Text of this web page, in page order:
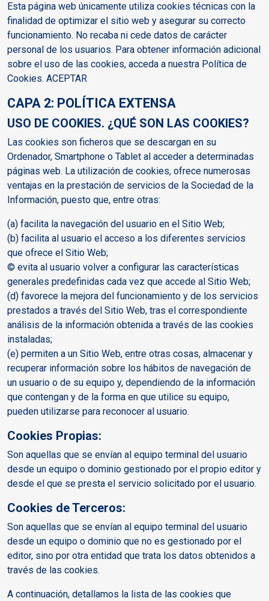
Esta página web únicamente utiliza cookies técnicas con la
finalidad de optimizar el sitio web y asegurar su correcto
funcionamiento. No recaba ni cede datos de carácter
personal de los usuarios. Para obtener información adicional
sobre el uso de las cookies, acceda a nuestra Política de
Cookies. ACEPTAR
CAPA 2: POLÍTICA EXTENSA
USO DE COOKIES. ¿QUÉ SON LAS COOKIES?
Las cookies son ficheros que se descargan en su
Ordenador, Smartphone o Tablet al acceder a determinadas
páginas web. La utilización de cookies, ofrece numerosas
ventajas en la prestación de servicios de la Sociedad de la
Información, puesto que, entre otras:
(a) facilita la navegación del usuario en el Sitio Web;
(b) facilita al usuario el acceso a los diferentes servicios
que ofrece el Sitio Web;
© evita al usuario volver a configurar las características
generales predefinidas cada vez que accede al Sitio Web;
(d) favorece la mejora del funcionamiento y de los servicios
prestados a través del Sitio Web, tras el correspondiente
análisis de la información obtenida a través de las cookies
instaladas;
(e) permiten a un Sitio Web, entre otras cosas, almacenar y
recuperar información sobre los hábitos de navegación de
un usuario o de su equipo y, dependiendo de la información
que contengan y de la forma en que utilice su equipo,
pueden utilizarse para reconocer al usuario.
Cookies Propias:
Son aquellas que se envían al equipo terminal del usuario
desde un equipo o dominio gestionado por el propio editor y
desde el que se presta el servicio solicitado por el usuario.
Cookies de Terceros:
Son aquellas que se envían al equipo terminal del usuario
desde un equipo o dominio que no es gestionado por el
editor, sino por otra entidad que trata los datos obtenidos a
través de las cookies.
A continuación, detallamos la lista de las cookies que